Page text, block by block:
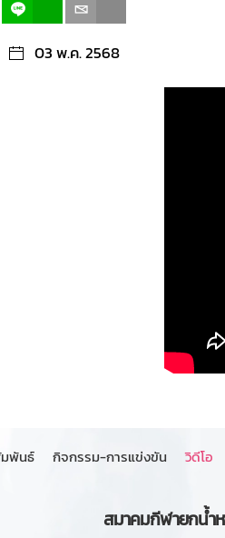
03 พ.ค. 2568
มพันธ์ กิจกรรม-การแข่งขัน วิดีโอ
สมาคมกีฬายกน้ำห